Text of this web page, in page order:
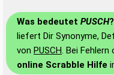
Was bedeutet PUSCH?
liefert Dir Synonyme,
von PUSCH. Bei
online Scrabble Hilfe